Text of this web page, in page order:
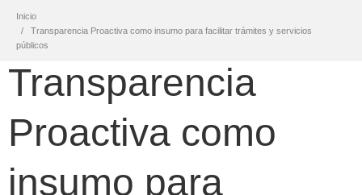
Inicio
Transparencia Proactiva como insumo para facilitar trámites y servicios
públicos
Transparencia
Proactiva como
insumo para